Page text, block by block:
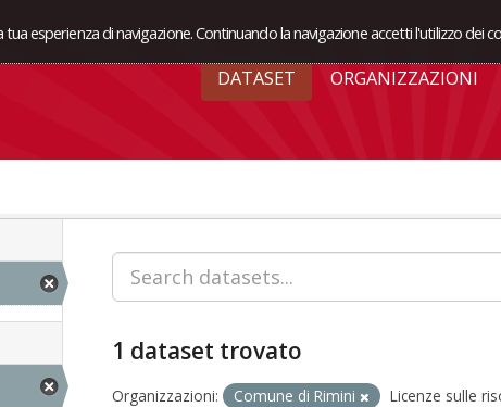
esperienza di navigazione. Continuando la navigazione accetti l'utilizzo dei
DATASET ORGANIZZAZIONI
1 dataset trovato
Organizzazioni: Comune di Rimini
Licenze sulle